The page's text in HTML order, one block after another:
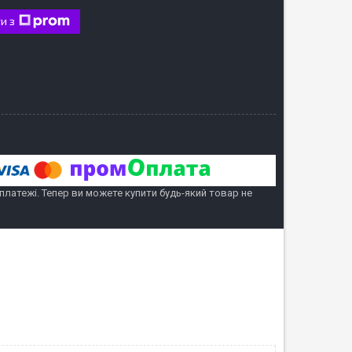
з
Тепер ви можете купити будь-який товар не